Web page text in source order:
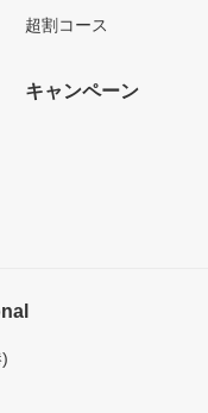
超割コース
キャンペーン